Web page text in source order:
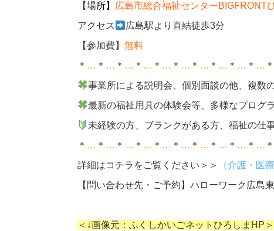
【場所】 広島市総合福祉センター
アクセス
広島駅より直結徒歩3分
【参加費】 無料
＊ … ＊ … ＊ … ＊ … ＊ … ＊ … ＊ … ＊ … ＊ … ＊ … ＊
事業所による説明会、個別面談の他、複数
最新の福祉用具の体験会等、多様なプログ
未経験の方、ブランクがある方、福祉の仕
＊ … ＊ … ＊ … ＊ … ＊ … ＊ … ＊ … ＊ … ＊ … ＊ … ＊
詳細はコチラをご覧ください＞＞
（介護・医
【問い合わせ先・ご予約】ハローワーク広島
＜↓画像元：ふくしかいごネットひろしまHP＞